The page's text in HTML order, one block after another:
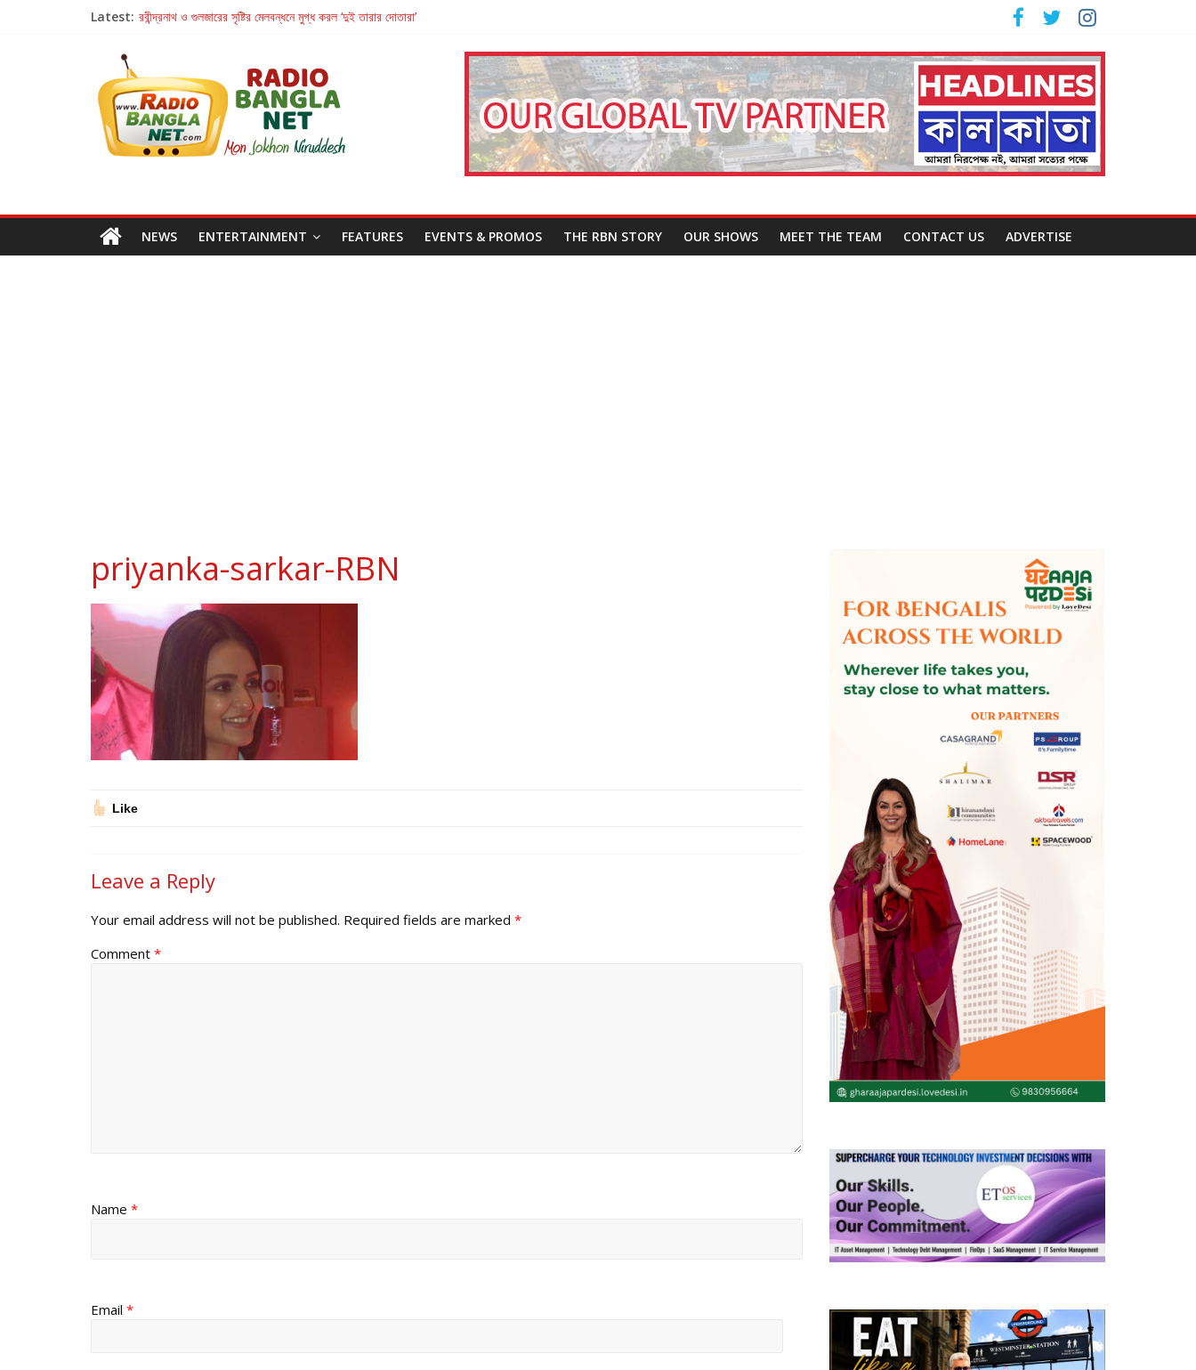
Latest: রবীন্দ্রনাথ ও গুলজারের সৃষ্টির মেলবন্ধনে মুগ্ধ করল ‘দুই তারার দোতারা’
Retribution: A Thought-Provoking Short Film That Challenges Our Understanding of Justice
হাওয়া বদলের টলিউডে ‘তুমি এলে তাই’
NEWS ENTERTAINMENT FEATURES EVENTS & PROMOS THE RBN STORY OUR SHOWS MEET THE TEAM CONTACT US ADVERTISE
priyanka-sarkar-RBN
Like
Leave a Reply
Your email address will not be published. Required fields are marked *
Comment *
Name *
Email *